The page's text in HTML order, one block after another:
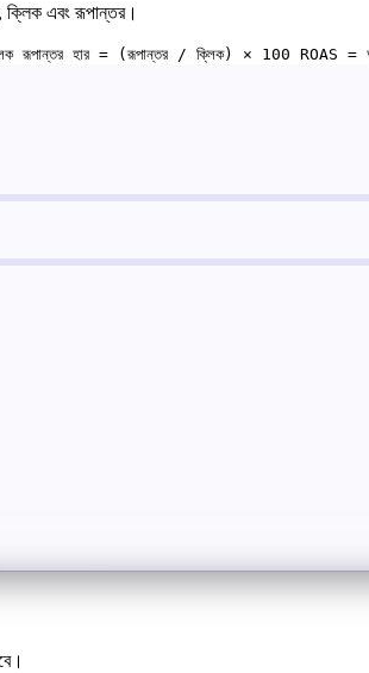
ক্লিক এবং রূপান্তর।
হার = (রূপান্তর / ক্লিক) × 100 ROAS =